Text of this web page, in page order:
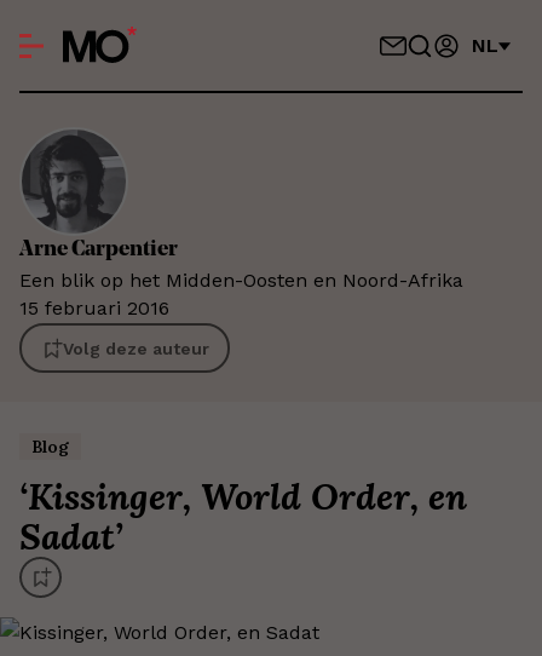
NL
ArneCarpentier
Een blik op het Midden-Oosten en Noord-Afrika
15 februari 2016
Volg deze auteur
Blog
‘Kissinger, World Order, en
Sadat’